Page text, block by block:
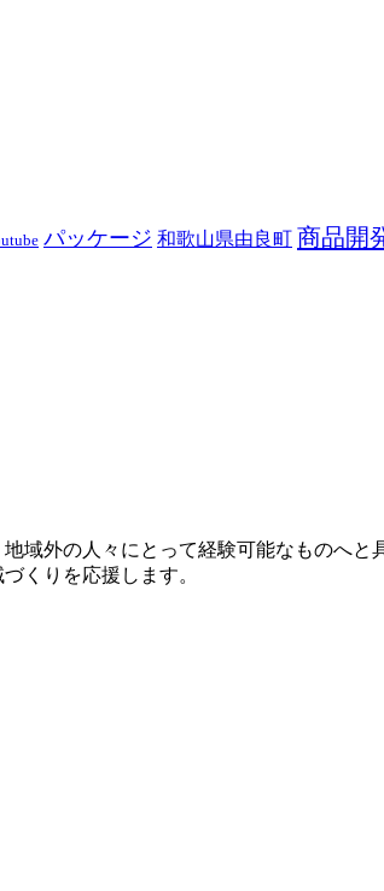
パッケージ 和歌山県由良町 商品開
域外の人々にとって経験可能なものへ
くりを応援します。